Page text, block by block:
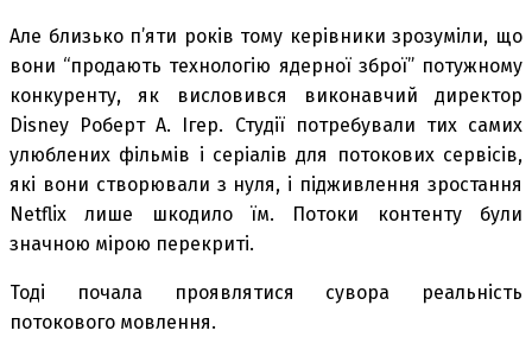
Але близько п’яти років тому керівники зрозуміли, що
вони “продають технологію ядерної зброї” потужному
конкуренту, як висловився виконавчий директор
Disney Роберт А. Ігер. Студії потребували тих самих
улюблених фільмів і серіалів для потокових сервісів,
які вони створювали з нуля, і підживлення зростання
Netflix лише шкодило їм. Потоки контенту були
значною мірою перекриті.
Тоді почала проявлятися сувора реальність
потокового мовлення.